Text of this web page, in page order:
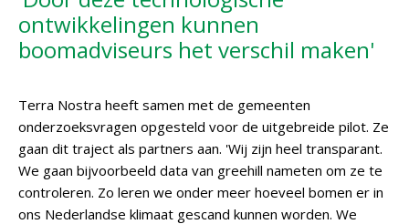
ontwikkelingen kunnen
boomadviseurs het verschil maken'
Terra Nostra heeft samen met de gemeenten
onderzoeksvragen opgesteld voor de uitgebreide pilot. Ze
gaan dit traject als partners aan. 'Wij zijn heel transparant.
We gaan bijvoorbeeld data van greehill nameten om ze te
controleren. Zo leren we onder meer hoeveel bomen er in
ons Nederlandse klimaat gescand kunnen worden. We